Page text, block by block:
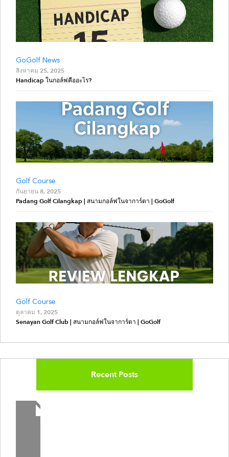
GoGolf News
สิงหาคม 25, 2025
Handicap ในกอล์ฟคืออะไร?
Golf Course
กันยายน 8, 2025
Padang Golf Cilangkap | สนามกอล์ฟในจาการ์ตา | GoGolf
Golf Course
ตุลาคม 1, 2025
Senayan Golf Club | สนามกอล์ฟในจาการ์ตา | GoGolf
Recent Posts